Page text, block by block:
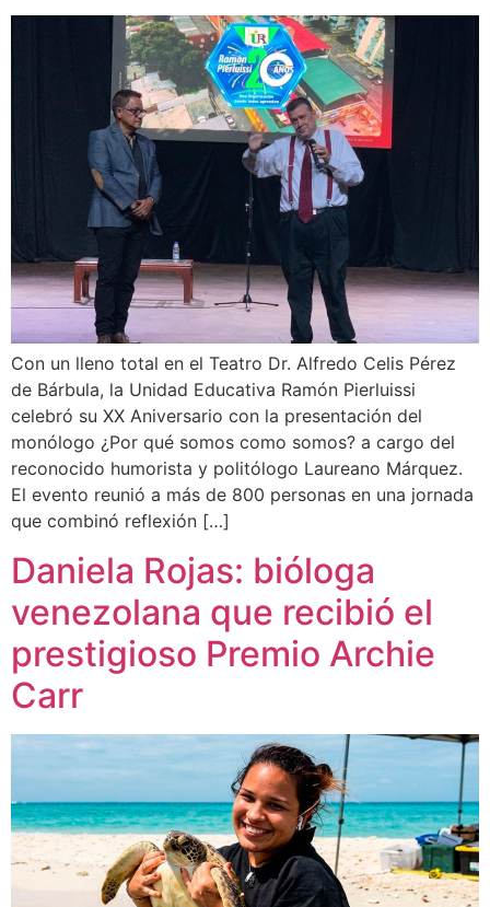
Con un lleno total en el Teatro Dr. Alfredo Celis Pérez
de Bárbula, la Unidad Educativa Ramón Pierluissi
celebró su XX Aniversario con la presentación del
monólogo ¿Por qué somos como somos? a cargo del
reconocido humorista y politólogo Laureano Márquez.
El evento reunió a más de 800 personas en una jornada
que combinó reflexión […]
Daniela Rojas: bióloga
venezolana que recibió el
prestigioso Premio Archie
Carr